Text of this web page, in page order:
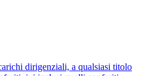
dirigenziali, a qualsiasi titolo